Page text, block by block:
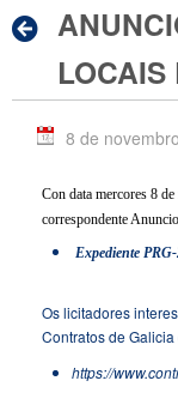
8 de
Con data mercores 8
correspondente
Expediente
Os licitadores
Contratos de Galicia
https://